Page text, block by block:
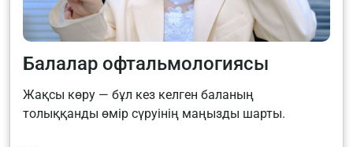
Балалар офтальмологиясы
Жақсы көру — бұл кез келген баланың
толыққанды өмір сүруінің маңызды шарты.